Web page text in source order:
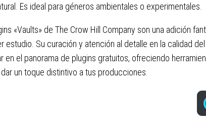
Es ideal para géneros ambientales o experimentales.
«Vaults» de The Crow Hill Company son una adición
estudio. Su curación y atención al detalle en la calidad
en el panorama de plugins gratuitos, ofreciendo
un toque distintivo a tus producciones.